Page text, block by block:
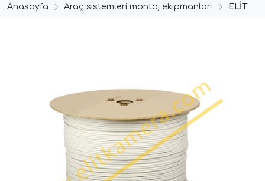
Anasayfa Araç sistemleri montaj ekipmanları ELİT